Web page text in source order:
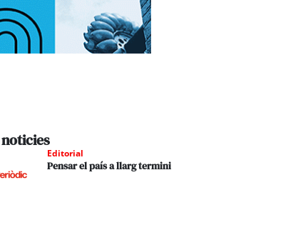
Editorial
Pensar el país a llarg termini